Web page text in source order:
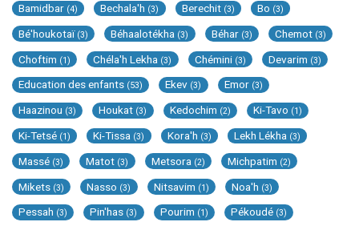
Bamidbar (4) Bechala'h (3) Berechit (3) Bo (3)
Bé'houkotaï (3) Béhaalotékha (3) Béhar (3) Chemot (3)
Choftim (1) Chéla'h Lekha (3) Chémini (3) Devarim (3)
Education des enfants (53) Ekev (3) Emor (3)
Haazinou (3) Houkat (3) Kedochim (2) Ki-Tavo (1)
Ki-Tetsé (1) Ki-Tissa (3) Kora'h (3) Lekh Lékha (3)
Massé (3) Matot (3) Metsora (2) Michpatim (2)
Mikets (3) Nasso (3) Nitsavim (1) Noa'h (3)
Pessah (3) Pin'has (3) Pourim (1) Pékoudé (3)